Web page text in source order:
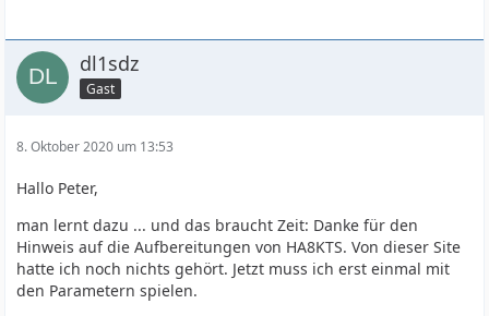
dl1sdz
Gast
8. Oktober 2020 um 13:53
Hallo Peter,
man lernt dazu ... und das braucht Zeit: Danke für den
Hinweis auf die Aufbereitungen von HA8KTS. Von dieser Site
hatte ich noch nichts gehört. Jetzt muss ich erst einmal mit
den Parametern spielen.